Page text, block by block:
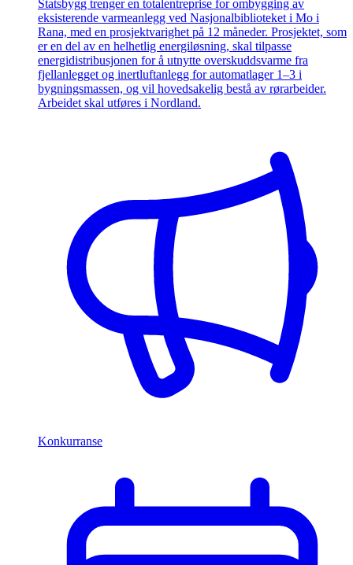
Statsbygg trenger en totalentreprise for ombygging av
eksisterende varmeanlegg ved Nasjonalbiblioteket i Mo i
Rana, med en prosjektvarighet på 12 måneder. Prosjektet, som
er en del av en helhetlig energiløsning, skal tilpasse
energidistribusjonen for å utnytte overskuddsvarme fra
fjellanlegget og inertluftanlegg for automatlager 1–3 i
bygningsmassen, og vil hovedsakelig bestå av rørarbeider.
Arbeidet skal utføres i Nordland.
Konkurranse